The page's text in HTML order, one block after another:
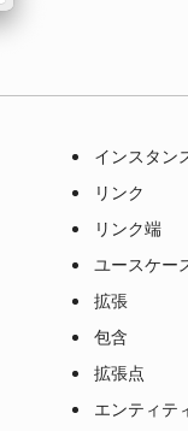
インスタン
リンク
リンク端
ユースケー
拡張
包含
拡張点
エンティテ